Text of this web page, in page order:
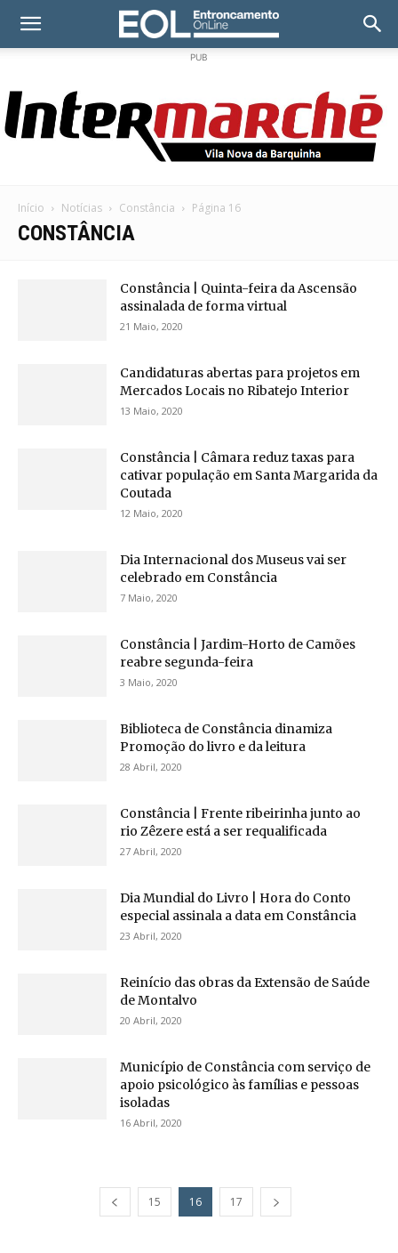
PUB
Início Notícias Constância Página 16
CONSTÂNCIA
Constância | Quinta-feira da Ascensão
assinalada de forma virtual
21 Maio, 2020
Candidaturas abertas para projetos em
Mercados Locais no Ribatejo Interior
13 Maio, 2020
Constância | Câmara reduz taxas para
cativar população em Santa Margarida da
Coutada
12 Maio, 2020
Dia Internacional dos Museus vai ser
celebrado em Constância
7 Maio, 2020
Constância | Jardim-Horto de Camões
reabre segunda-feira
3 Maio, 2020
Biblioteca de Constância dinamiza
Promoção do livro e da leitura
28 Abril, 2020
Constância | Frente ribeirinha junto ao
rio Zêzere está a ser requalificada
27 Abril, 2020
Dia Mundial do Livro | Hora do Conto
especial assinala a data em Constância
23 Abril, 2020
Reinício das obras da Extensão de Saúde
de Montalvo
20 Abril, 2020
Município de Constância com serviço de
apoio psicológico às famílias e pessoas
isoladas
16 Abril, 2020
15 16 17